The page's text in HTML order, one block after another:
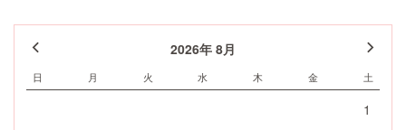
2026年 8月
日 月 火 水 木 金 土
1